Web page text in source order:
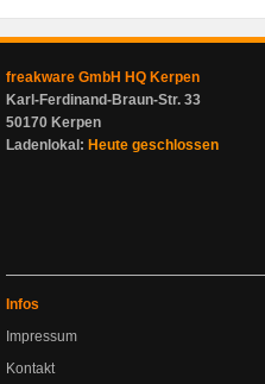
freakware GmbH HQ Kerpen
Karl-Ferdinand-Braun-Str. 33
50170 Kerpen
Ladenlokal: Heute geschlossen
Infos
Impressum
Kontakt